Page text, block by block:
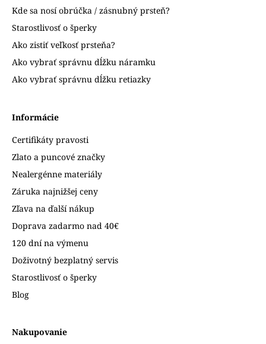
Kde sa nosí obrúčka / zásnubný prsteň?
Starostlivosť o šperky
Ako zistiť veľkosť prsteňa?
Ako vybrať správnu dĺžku náramku
Ako vybrať správnu dĺžku retiazky
Informácie
Certifikáty pravosti
Zlato a puncové značky
Nealergénne materiály
Záruka najnižšej ceny
Zľava na ďalší nákup
Doprava zadarmo nad 40€
120 dní na výmenu
Doživotný bezplatný servis
Starostlivosť o šperky
Blog
Nakupovanie